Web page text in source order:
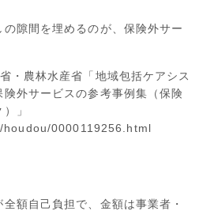
隙間を埋めるのが、保険外サー
農林水産省「地域包括ケアシス
外サービスの参考事例集（保険
）」
0000119256.html
額自己負担で、金額は事業者・